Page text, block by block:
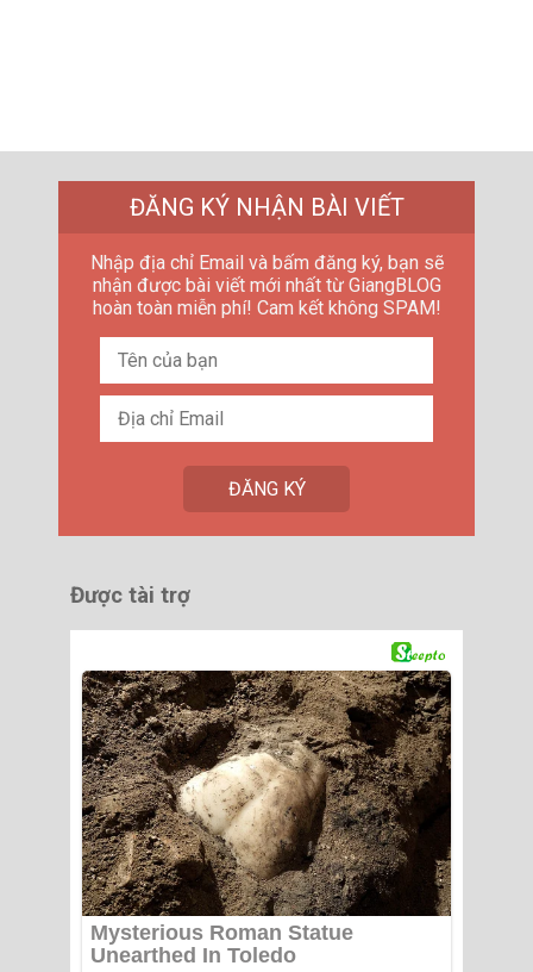
ĐĂNG KÝ NHẬN BÀI VIẾT
Nhập địa chỉ Email và bấm đăng ký, bạn sẽ
nhận được bài viết mới nhất từ GiangBLOG
hoàn toàn miễn phí! Cam kết không SPAM!
Được tài trợ